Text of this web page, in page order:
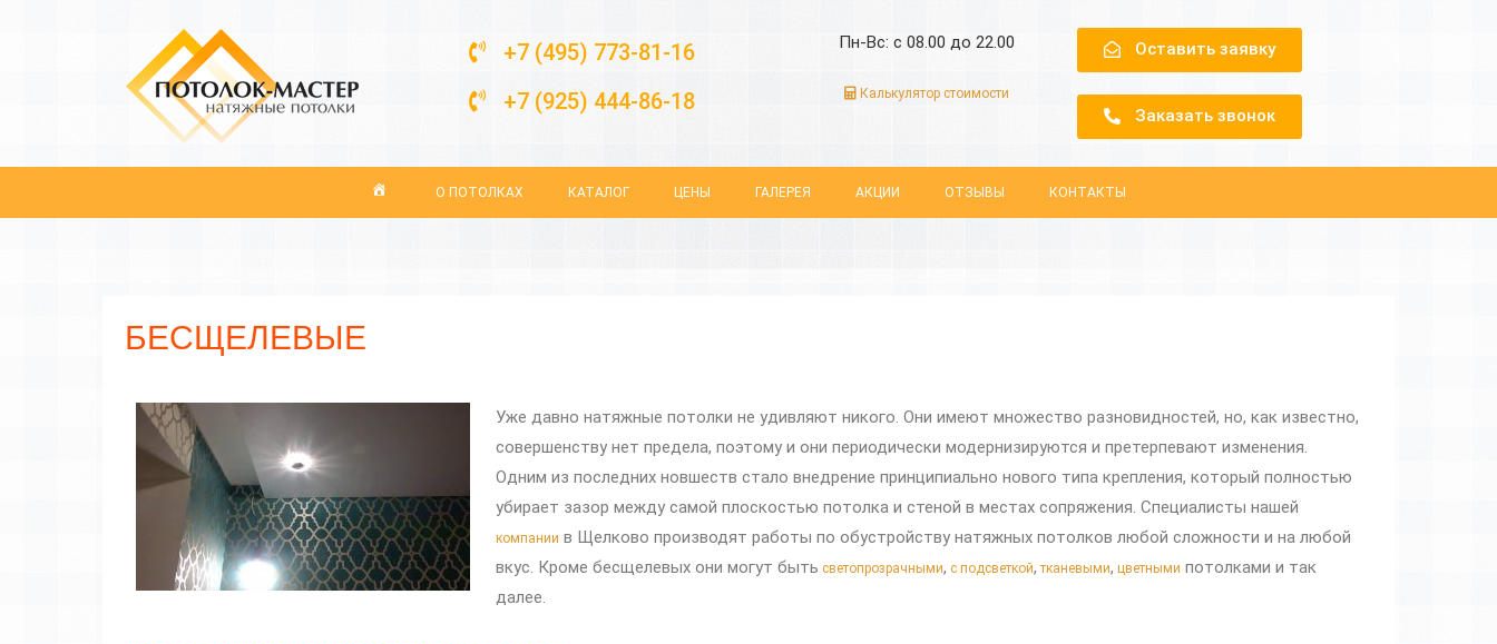
+7 (495) 773-81-16
+7 (925) 444-86-18
Пн-Вс: с 08.00 до 22.00
Калькулятор стоимости
Оставить заявку
Заказать звонок
О ПОТОЛКАХ КАТАЛОГ ЦЕНЫ ГАЛЕРЕЯ АКЦИИ ОТЗЫВЫ КОНТАКТЫ
БЕСЩЕЛЕВЫЕ
Уже давно натяжные потолки не удивляют никого. Они имеют множество разновидностей, но, как известно,
совершенству нет предела, поэтому и они периодически модернизируются и претерпевают изменения.
Одним из последних новшеств стало внедрение принципиально нового типа крепления, который полностью
убирает зазор между самой плоскостью потолка и стеной в местах сопряжения. Специалисты нашей
компании в Щелково производят работы по обустройству натяжных потолков любой сложности и на любой
вкус. Кроме бесщелевых они могут быть светопрозрачными, с подсветкой, тканевыми, цветными потолками и так
далее.